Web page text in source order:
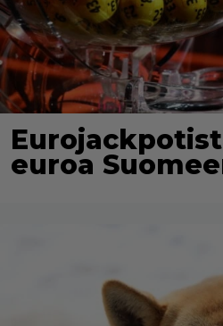
euroa